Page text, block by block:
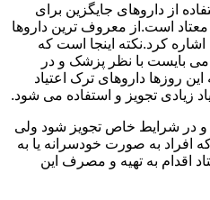
از داروهای جایگزین برای
است.از معروف ترین داروها
کرد.نکته اینجا است که
بایست با نظر پزشک و در
روزها داروهای ترک اعتیاد
زیادی تجویز و استفاده می شود.
و در شرایط خاص تجویز شود ولی
به صورت خودسرانه یا به
اقدام به تهیه و مصرف این